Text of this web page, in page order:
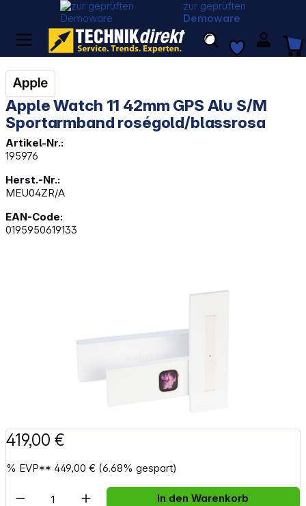
zur geprüften
Demoware
Apple Watch 11 42mm GPS Alu S/M
Sportarmband roségold/blassrosa
Artikel-Nr.:
195976
Herst.-Nr.:
MEU04ZR/A
EAN-Code:
0195950619133
419,00 €
% EVP**449,00 € (6.68% gespart)
Artikel Anzahl: Gib den gewünschten
In den Warenkorb